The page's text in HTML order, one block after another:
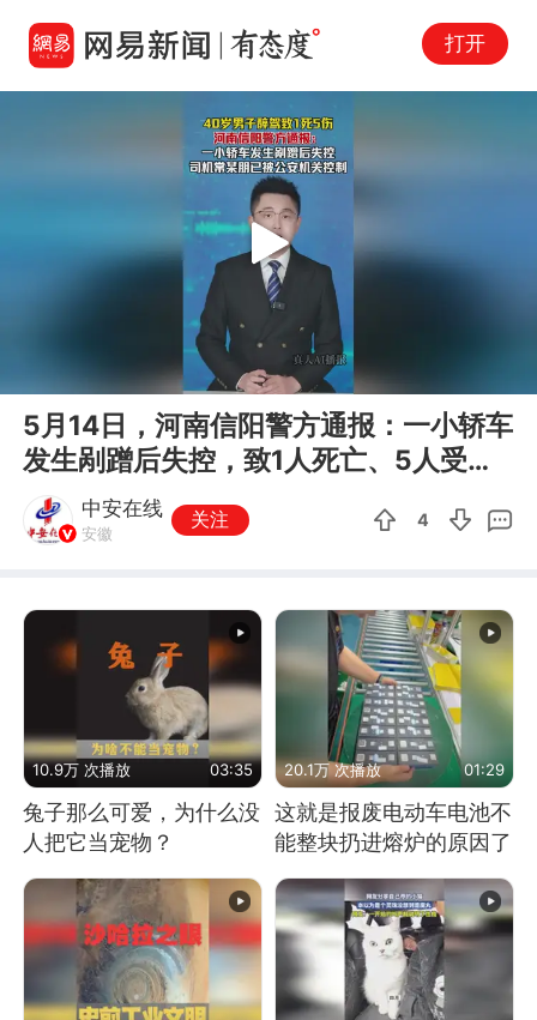
打开
Play
5月14日，河南信阳警方通报：一小轿车
发生剐蹭后失控，致1人死亡、5人受伤
（其中1人伤势较重），司机...
中安在线
安徽
关注 4
10.9万 次播放 03:35
兔子那么可爱，为什么没
人把它当宠物？
20.1万 次播放 01:29
这就是报废电动车电池不
能整块扔进熔炉的原因了